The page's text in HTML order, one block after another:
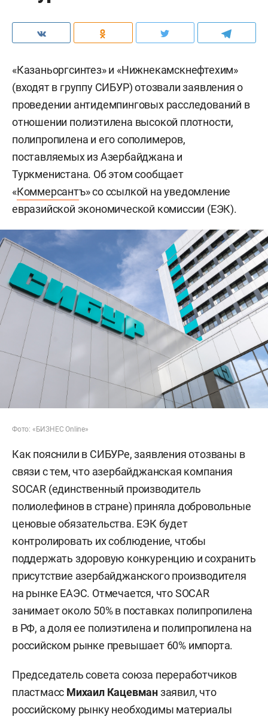
«Казаньоргсинтез» и «Нижнекамскнефтехим»
(входят в группу СИБУР) отозвали заявления о
проведении антидемпинговых расследований в
отношении полиэтилена высокой плотности,
полипропилена и его сополимеров,
поставляемых из Азербайджана и
Туркменистана. Об этом сообщает
«Коммерсантъ» со ссылкой на уведомление
евразийской экономической комиссии (ЕЭК).
Фото: «БИЗНЕС Online»
Как пояснили в СИБУРе, заявления отозваны в
связи с тем, что азербайджанская компания
SOCAR (единственный производитель
полиолефинов в стране) приняла добровольные
ценовые обязательства. ЕЭК будет
контролировать их соблюдение, чтобы
поддержать здоровую конкуренцию и сохранить
присутствие азербайджанского производителя
на рынке ЕАЭС. Отмечается, что SOCAR
занимает около 50% в поставках полипропилена
в РФ, а доля ее полиэтилена и полипропилена на
российском рынке превышает 60% импорта.
Председатель совета союза переработчиков
пластмасс Михаил Кацевманзаявил, что
российскому рынку необходимы материалы